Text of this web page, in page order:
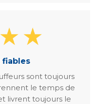
fiables
sont toujours
le temps de
livrent toujours le